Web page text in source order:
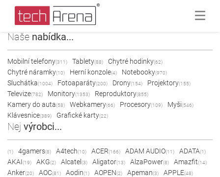
Naše nabídka...
Mobilní telefony(311) Tablety(88) Chytré hodinky(62)
Chytré náramky(10) Herní konzole(4) Notebooky(970)
Sluchátka(1004) Fotoaparáty(200) Drony(154) Projektory(155)
Televize(782) Monitory(1353) Reproduktory(855)
Kamery do auta(58) Webkamery(66) Procesory(109) Myši(546)
Klávesnice(389) Grafické karty(22)
Nej výrobci...
(1) 4gamers(8) A4tech(10) ACER(166) ADAM AUDIO(11) ADATA(1)
AKAI(19) AKG(2) Alcatel (3) Aligator(13) AlzaPower(8) Amazfit(14)
Anker(20) AOC(81) Aodin(1) AOPEN(2) Apeman(3) APPLE(48)